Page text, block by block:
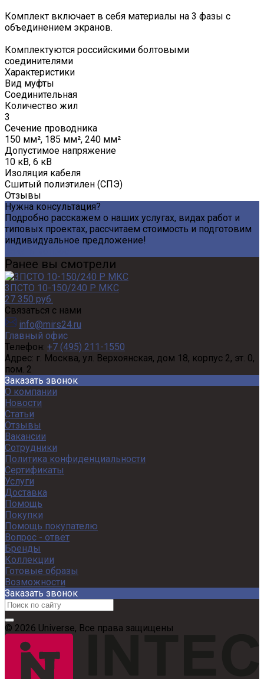
Комплект включает в себя материалы на 3 фазы с
объединением экранов.
Комплектуются российскими болтовыми
соединителями
Характеристики
Вид муфты
Соединительная
Количество жил
3
Сечение проводника
150 мм², 185 мм², 240 мм²
Допустимое напряжение
10 кВ, 6 кВ
Изоляция кабеля
Сшитый полиэтилен (СПЭ)
Отзывы
Нужна консультация?
Подробно расскажем о наших услугах, видах работ и
типовых проектах, рассчитаем стоимость и подготовим
индивидуальное предложение!
Ранее вы смотрели
3ПСТО 10-150/240 Р МКС
27 350 руб.
Связаться с нами
info@mirs24.ru
Главный офис
Телефон: +7 (495) 211-1550
Адрес: г. Москва, ул. Верхоянская, дом 18, корпус 2, эт. 0,
пом. 2
Заказать звонок
О компании
Новости
Статьи
Отзывы
Вакансии
Сотрудники
Политика конфиденциальности
Сертификаты
Услуги
Доставка
Помощь
Покупки
Помощь покупателю
Вопрос - ответ
Бренды
Коллекции
Готовые образы
Возможности
Заказать звонок
© 2026 Universe, Все права защищены